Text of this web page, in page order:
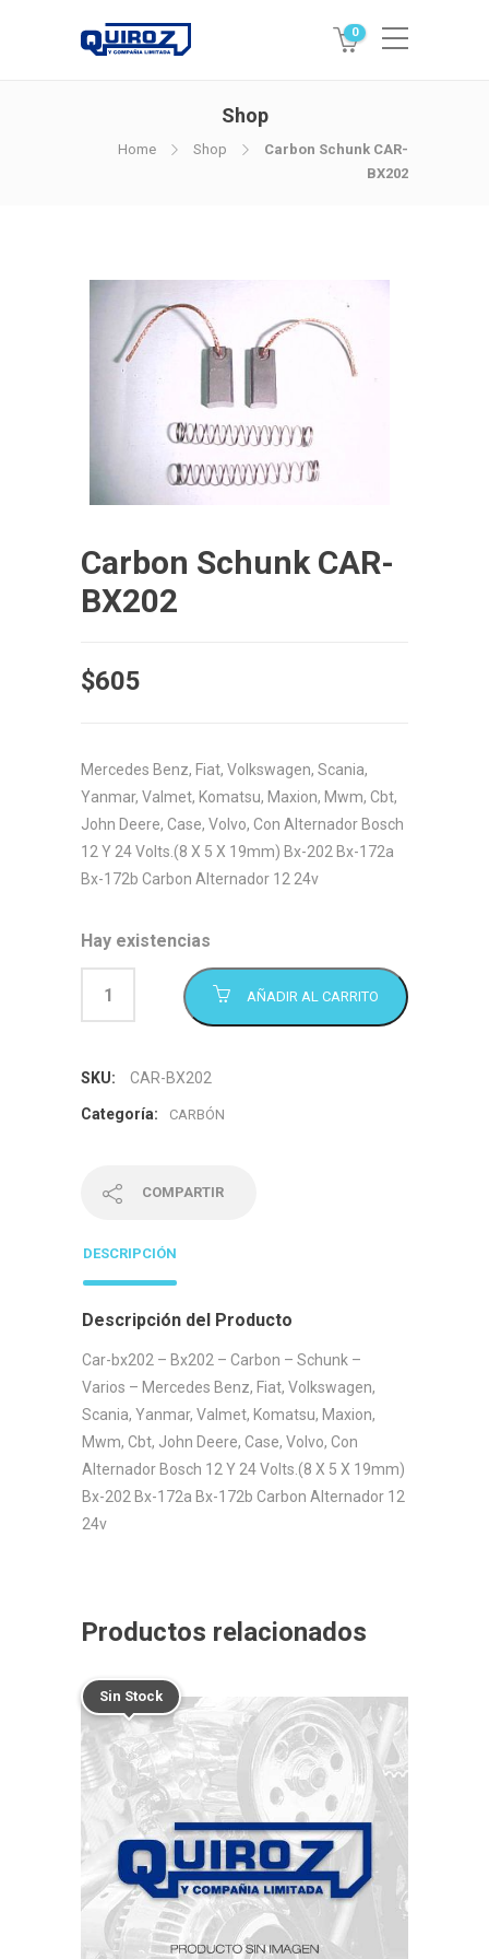
0
Shop
Home Shop
Carbon Schunk CAR-
BX202
Carbon Schunk CAR-
BX202
$605
Mercedes Benz, Fiat, Volkswagen, Scania,
Yanmar, Valmet, Komatsu, Maxion, Mwm, Cbt,
John Deere, Case, Volvo, Con Alternador Bosch
12 Y 24 Volts.(8 X 5 X 19mm) Bx-202 Bx-172a
Bx-172b Carbon Alternador 12 24v
Hay existencias
AÑADIR AL CARRITO
SKU: CAR-BX202
Categoría: CARBÓN
COMPARTIR
DESCRIPCIÓN
Descripción del Producto
Car-bx202 – Bx202 – Carbon – Schunk –
Varios – Mercedes Benz, Fiat, Volkswagen,
Scania, Yanmar, Valmet, Komatsu, Maxion,
Mwm, Cbt, John Deere, Case, Volvo, Con
Alternador Bosch 12 Y 24 Volts.(8 X 5 X 19mm)
Bx-202 Bx-172a Bx-172b Carbon Alternador 12
24v
Productos relacionados
Sin Stock